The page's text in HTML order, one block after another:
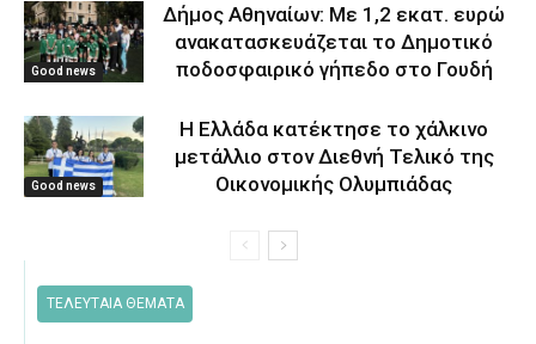
Good news
Δήμος Αθηναίων: Με 1,2 εκατ. ευρώ
ανακατασκευάζεται το Δημοτικό
ποδοσφαιρικό γήπεδο στο Γουδή
Good news
Η Ελλάδα κατέκτησε το χάλκινο
μετάλλιο στον Διεθνή Τελικό της
Οικονομικής Ολυμπιάδας
ΤΕΛΕΥΤΑΙΑ ΘΕΜΑΤΑ